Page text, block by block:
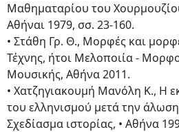
Μαθηματαρίου του
Αθήναι 1979, σσ. 23-160.
• Στάθη Γρ. Θ., Μορφές και
Τέχνης, ήτοι Μελοποιία -
Μουσικής, Αθήνα 2011.
• Χατζηγιακουμή Μανόλη Κ., Η
του ελληνισμού μετά την
Σχεδίασμα ιστορίας, • Αθήνα